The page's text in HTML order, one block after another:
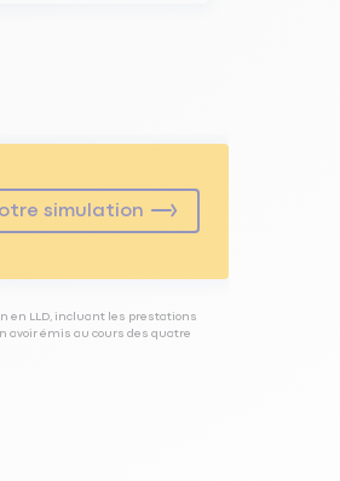
simulation
en LLD, incluant les prestations
avoir émis au cours des quatre